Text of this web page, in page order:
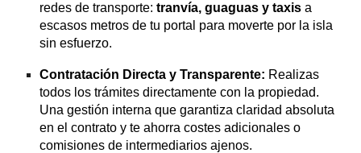
redes de transporte:tranvía, guaguas y taxis a
escasos metros de tu portal para moverte por la isla
sin esfuerzo.
Contratación Directa y Transparente: Realizas
todos los trámites directamente con la propiedad.
Una gestión interna que garantiza claridad absoluta
en el contrato y te ahorra costes adicionales o
comisiones de intermediarios ajenos.